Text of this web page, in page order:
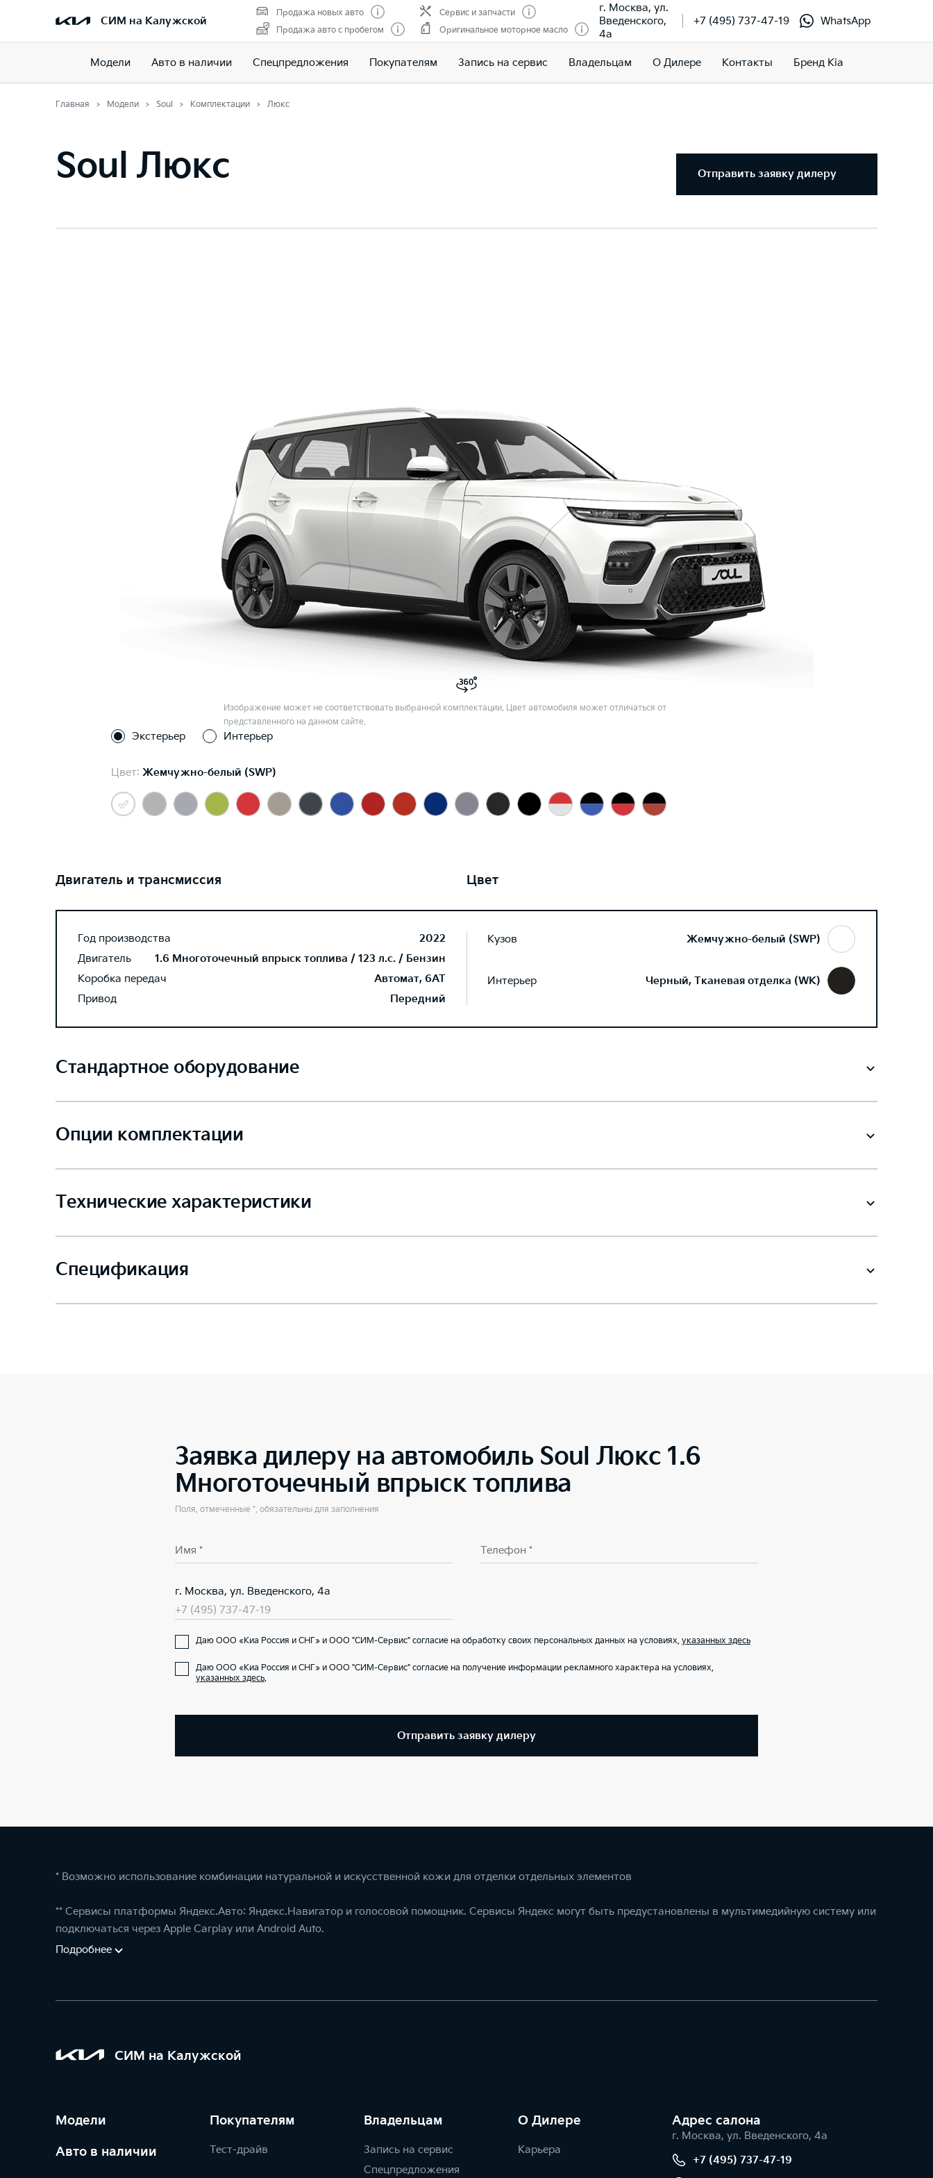
СИМ на Калужской
Продажа новых авто
Продажа авто с пробегом
Сервис и запчасти
Оригинальное моторное масло
г. Москва, ул.
Введенского,
4а
+7 (495) 737-47-19 WhatsApp
Модели Авто в наличии Спецпредложения Покупателям Запись на сервис Владельцам О Дилере Контакты Бренд Kia
Главная Модели Soul Комплектации Люкс
Soul Люкс Отправить заявку дилеру
Изображение может не соответствовать выбранной комплектации. Цвет автомобиля может отличаться от
представленного на данном сайте.
Экстерьер Интерьер
Цвет: Жемчужно-белый (SWP)
Двигатель и трансмиссия
Год производства
2022
Двигатель
1.6 Многоточечный впрыск топлива / 123 л.с. / Бензин
Коробка передач
Автомат, 6AT
Привод
Передний
Цвет
Кузов Жемчужно-белый (SWP)
Интерьер Черный, Тканевая отделка (WK)
Стандартное оборудование
Опции комплектации
Технические характеристики
Спецификация
Заявка дилеру на автомобиль Soul Люкс 1.6
Многоточечный впрыск топлива
Поля, отмеченные *, обязательны для заполнения
Имя * Телефон *
г. Москва, ул. Введенского, 4а
+7 (495) 737-47-19
Даю ООО «Киа Россия и СНГ» и ООО "СИМ-Сервис" согласие на обработку своих персональных данных на условиях, указанных здесь
Даю ООО «Киа Россия и СНГ» и ООО "СИМ-Сервис" согласие на получение информации рекламного характера на условиях,
указанных здесь.
Отправить заявку дилеру
* Возможно использование комбинации натуральной и искусственной кожи для отделки отдельных элементов
** Сервисы платформы Яндекс.Авто: Яндекс.Навигатор и голосовой помощник. Сервисы Яндекс могут быть предустановлены в мультимедийную систему или
подключаться через Apple Carplay или Android Auto.
Подробнее
СИМ на Калужской
Модели
Авто в наличии
Покупателям
Тест-драйв
Владельцам
Запись на сервис
Спецпредложения
О Дилере
Карьера
Адрес салонa
г. Москва, ул. Введенского, 4а
+7 (495) 737-47-19